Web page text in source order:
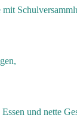
und nette